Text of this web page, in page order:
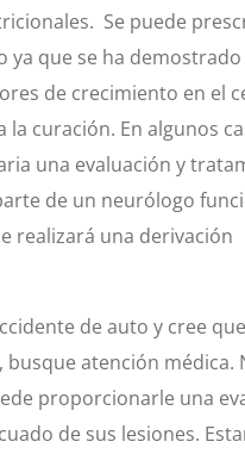
Se puede
ya que se ha
de crecimiento en el
curación. En algunos
una evaluación y
de un neurólogo
realizará una derivación
de auto y cree
busque atención médica.
proporcionarle una
de sus lesiones.